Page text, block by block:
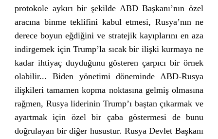
protokole aykırı bir şekilde ABD Başkanı’nın özel
aracına binme teklifini kabul etmesi, Rusya’nın ne
derece boyun eğdiğini ve stratejik kayıplarını en aza
indirgemek için Trump’la sıcak bir ilişki kurmaya ne
kadar ihtiyaç duyduğunu gösteren çarpıcı bir örnek
olabilir... Biden yönetimi döneminde ABD-Rusya
ilişkileri tamamen kopma noktasına gelmiş olmasına
rağmen, Rusya liderinin Trump’ı baştan çıkarmak ve
ayartmak için özel bir çaba göstermesi de bunu
doğrulayan bir diğer husustur. Rusya Devlet Başkanı